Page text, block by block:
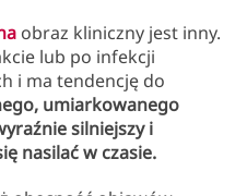
obraz kliniczny jest inny.
lub po infekcji
i ma tendencję do
umiarkowanego
silniejszy i
nasilać w czasie.